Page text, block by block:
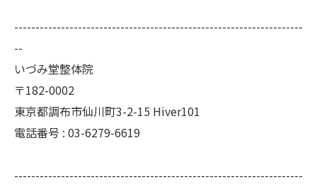
--------------------------------------------------------------------
--
いづみ堂整体院
〒182-0002
東京都調布市仙川町3-2-15 Hiver101
電話番号 : 03-6279-6619
--------------------------------------------------------------------